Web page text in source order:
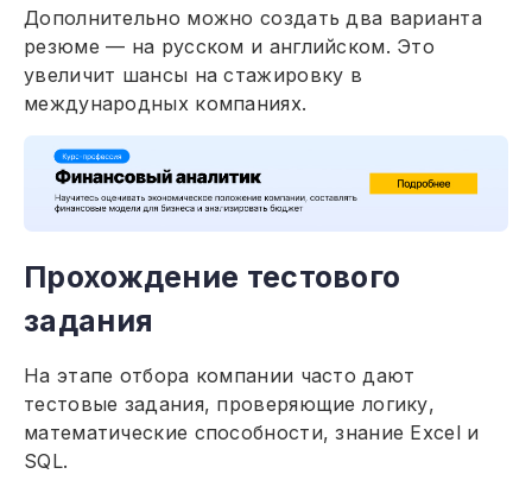
Дополнительно можно создать два варианта
резюме — на русском и английском. Это
увеличит шансы на стажировку в
международных компаниях.
Прохождение тестового
задания
На этапе отбора компании часто дают
тестовые задания, проверяющие логику,
математические способности, знание Excel и
SQL.